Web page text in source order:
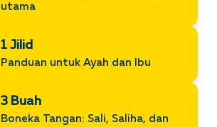
utama
1 Jilid
Panduan untuk Ayah dan Ibu
3 Buah
Boneka Tangan: Sali, Saliha, dan